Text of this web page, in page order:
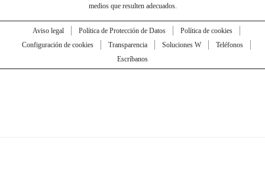
medios que resulten adecuados.
Aviso legal Política de Protección de Datos
Política de cookies
Configuración de cookies
Transparencia Soluciones W
Teléfonos
Escríbanos